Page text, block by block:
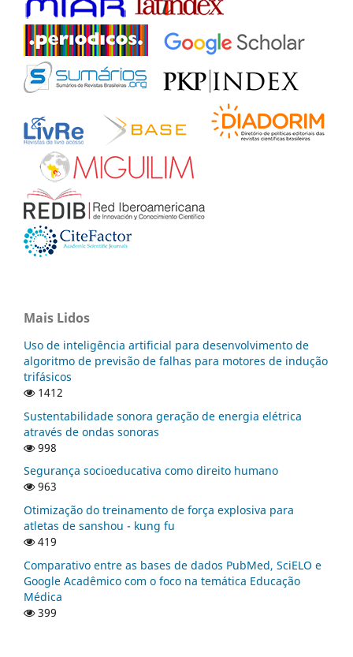
Mais Lidos
Uso de inteligência artificial para desenvolvimento de
algoritmo de previsão de falhas para motores de indução
trifásicos
1412
Sustentabilidade sonora geração de energia elétrica
através de ondas sonoras
998
Segurança socioeducativa como direito humano
963
Otimização do treinamento de força explosiva para
atletas de sanshou - kung fu
419
Comparativo entre as bases de dados PubMed, SciELO e
Google Acadêmico com o foco na temática Educação
Médica
399